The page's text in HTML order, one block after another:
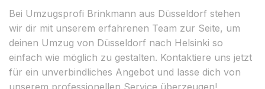
Bei Umzugsprofi Brinkmann aus Düsseldorf stehen
wir dir mit unserem erfahrenen Team zur Seite, um
deinen Umzug von Düsseldorf nach Helsinki so
einfach wie möglich zu gestalten. Kontaktiere uns jetzt
für ein unverbindliches Angebot und lasse dich von
unserem professionellen Service überzeugen!